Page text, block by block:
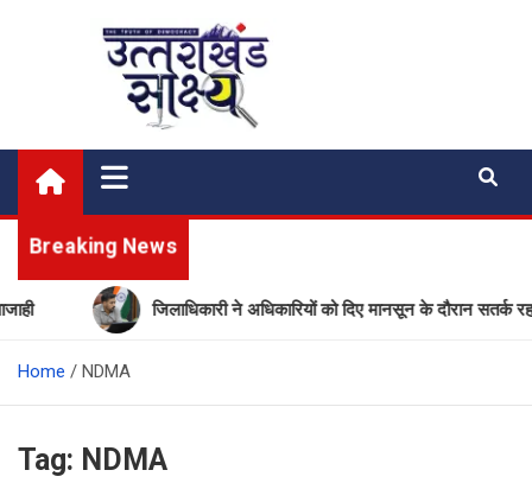
Uttarakhand Shakshya
My News Portal
Breaking News
जिलाधिकारी ने अधिकारियों को दिए मानसून के दौरान सतर्क
Home NDMA
Tag: NDMA